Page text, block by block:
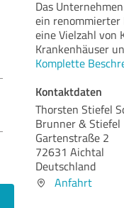
Das
ein renommierter
eine Vielzahl von
Krankenhäuser
Komplette
Kontaktdaten
Thorsten Stiefel
Brunner & Stiefel
Gartenstraße 2
72631 Aichtal
Deutschland
Anfahrt